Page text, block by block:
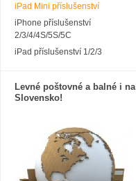
iPad Mini příslušenství
iPhone příslušenství
2/3/4/4S/5S/5C
iPad příslušenství 1/2/3
Levné poštovné a balné i na
Slovensko!